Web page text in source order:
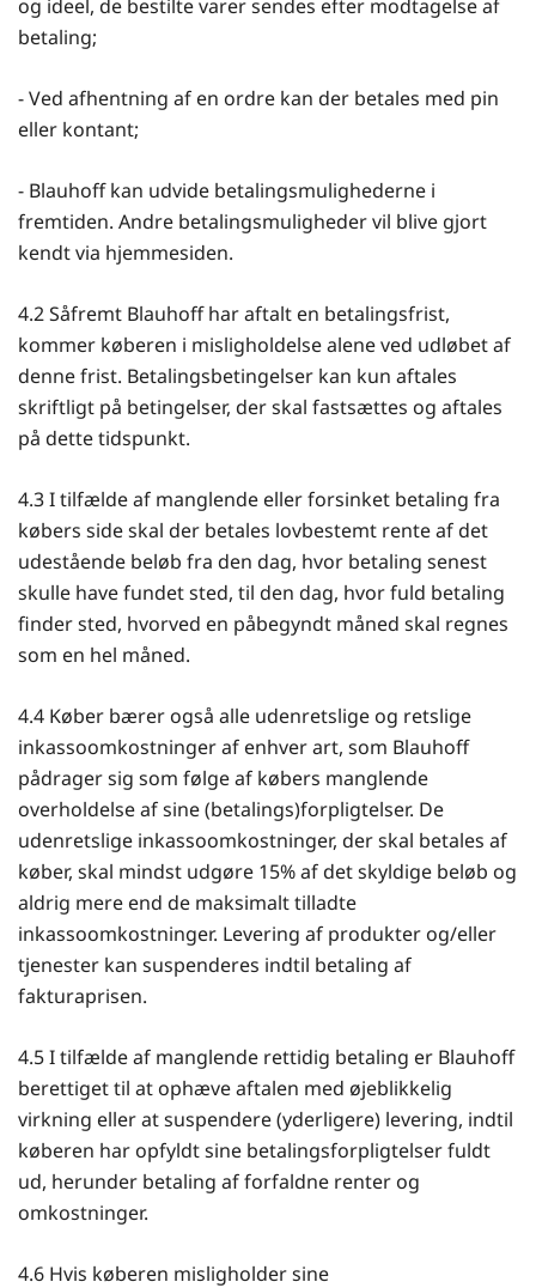
og ideel, de bestilte varer sendes efter modtagelse af
betaling;
- Ved afhentning af en ordre kan der betales med pin
eller kontant;
- Blauhoff kan udvide betalingsmulighederne i
fremtiden. Andre betalingsmuligheder vil blive gjort
kendt via hjemmesiden.
4.2 Såfremt Blauhoff har aftalt en betalingsfrist,
kommer køberen i misligholdelse alene ved udløbet af
denne frist. Betalingsbetingelser kan kun aftales
skriftligt på betingelser, der skal fastsættes og aftales
på dette tidspunkt.
4.3 I tilfælde af manglende eller forsinket betaling fra
købers side skal der betales lovbestemt rente af det
udestående beløb fra den dag, hvor betaling senest
skulle have fundet sted, til den dag, hvor fuld betaling
finder sted, hvorved en påbegyndt måned skal regnes
som en hel måned.
4.4 Køber bærer også alle udenretslige og retslige
inkassoomkostninger af enhver art, som Blauhoff
pådrager sig som følge af købers manglende
overholdelse af sine (betalings)forpligtelser. De
udenretslige inkassoomkostninger, der skal betales af
køber, skal mindst udgøre 15% af det skyldige beløb og
aldrig mere end de maksimalt tilladte
inkassoomkostninger. Levering af produkter og/eller
tjenester kan suspenderes indtil betaling af
fakturaprisen.
4.5 I tilfælde af manglende rettidig betaling er Blauhoff
berettiget til at ophæve aftalen med øjeblikkelig
virkning eller at suspendere (yderligere) levering, indtil
køberen har opfyldt sine betalingsforpligtelser fuldt
ud, herunder betaling af forfaldne renter og
omkostninger.
4.6 Hvis køberen misligholder sine